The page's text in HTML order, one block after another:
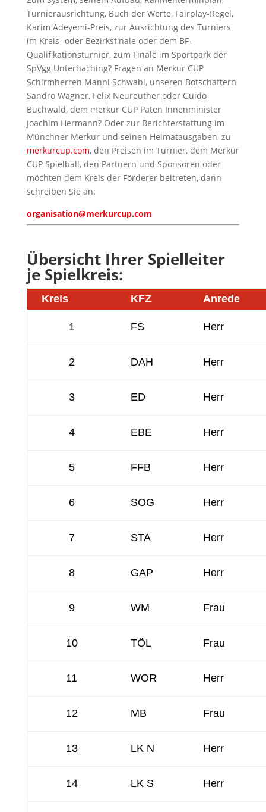
Turnierausrichtung, Buch der Werte, Fairplay-Regel,
Karim Adeyemi-Preis, zur Ausrichtung des Turniers
im Kreis- oder Bezirksfinale oder dem BF-
Qualifikationsturnier, zum Finale im Sportpark der
SpVgg Unterhaching? Fragen an Merkur CUP
Schirmherren Manni Schwabl, unseren Botschaftern
Sandro Wagner, Felix Neureuther oder Guido
Buchwald, dem merkur CUP Paten Innenminister
Joachim Hermann? Oder zur Berichterstattung im
Münchner Merkur und seinen Heimatausgaben, zu
merkurcup.com, den Preisen im Turnier, dem Merkur
CUP Spielball, den Partnern und Sponsoren oder
möchten dem Kreis der Förderer beitreten, dann
schreiben Sie an:
organisation@merkurcup.com
Übersicht Ihrer Spielleiter
je Spielkreis:
Kreis KFZ Anrede
1 FS Herr
2 DAH Herr
3 ED Herr
4 EBE Herr
5 FFB Herr
6 SOG Herr
7 STA Herr
8 GAP Herr
9 WM Frau
10 TÖL Frau
11 WOR Herr
12 MB Frau
13 LK N Herr
14 LK S Herr